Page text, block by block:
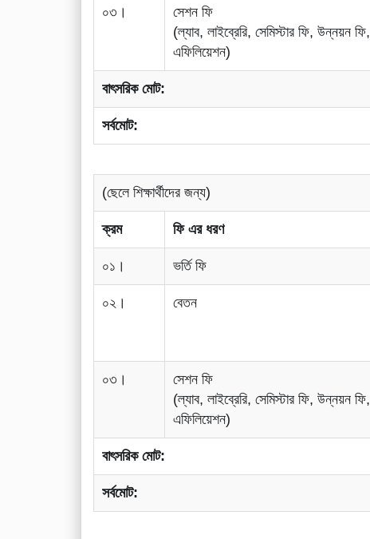
০৩।
সেশন ফি
(ল্যাব, লাইব্রেরি, সেমিস্টার ফি, উন্নয়ন ফি,
এফিলিয়েশন)
বাৎসরিক মোট:
সর্বমোট:
(ছেলে শিক্ষার্থীদের জন্য)
ক্রম ফি এর ধরণ
০১। ভর্তি ফি
০২। বেতন
০৩।
সেশন ফি
(ল্যাব, লাইব্রেরি, সেমিস্টার ফি, উন্নয়ন ফি,
এফিলিয়েশন)
বাৎসরিক মোট:
সর্বমোট: